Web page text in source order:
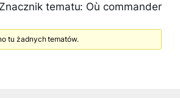
Znacznik tematu: Où commander
tu żadnych tematów.